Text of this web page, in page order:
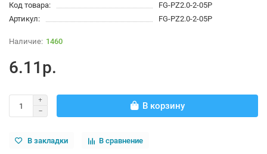
Код товара:
FG-PZ2.0-2-05P
Артикул:
FG-PZ2.0-2-05P
1460
6.11р.
В корзину
В закладки В сравнение